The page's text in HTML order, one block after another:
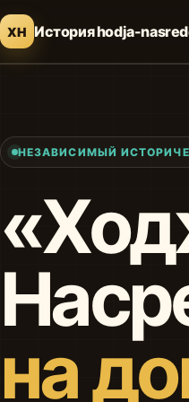
ХН История hodja-
НЕЗАВИСИМЫЙ
на